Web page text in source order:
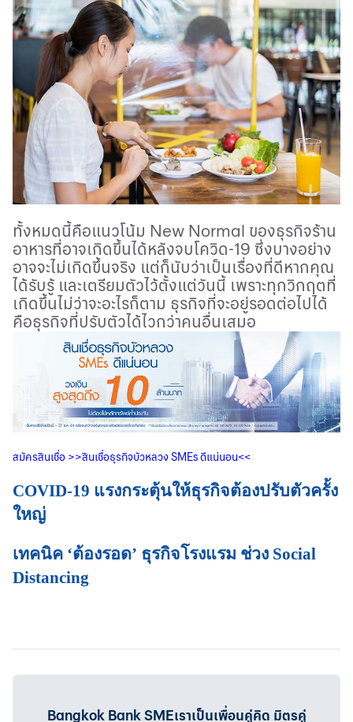
ทั้งหมดนี้คือแนวโน้ม New Normal ของธุรกิจร้าน
อาหารที่อาจเกิดขึ้นได้หลังจบโควิด-19 ซึ่งบางอย่าง
อาจจะไม่เกิดขึ้นจริง แต่ก็นับว่าเป็นเรื่องที่ดีหากคุณ
ได้รับรู้ และเตรียมตัวไว้ตั้งแต่วันนี้ เพราะทุกวิกฤตที่
เกิดขึ้นไม่ว่าจะอะไรก็ตาม ธุรกิจที่จะอยู่รอดต่อไปได้
คือธุรกิจที่ปรับตัวได้ไวกว่าคนอื่นเสมอ
สมัครสินเชื่อ >>สินเชื่อธุรกิจบัวหลวงSMEsดีแน่นอน<<
COVID-19 แรงกระตุ้นให้ธุรกิจต้องปรับตัวครั้ง
ใหญ่
เทคนิค ‘ต้องรอด’ ธุรกิจโรงแรม ช่วง Social
Distancing
Bangkok Bank SMEเราเป็นเพื่อนคู่คิด มิตรคู่